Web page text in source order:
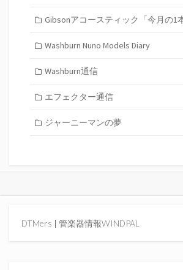
Gibsonアコースティック「今月の1
Washburn Nuno Models Diary
Washburn通信
エフェクター通信
ジャーニーマンの夢
DTMers | 管楽器情報WINDPAL